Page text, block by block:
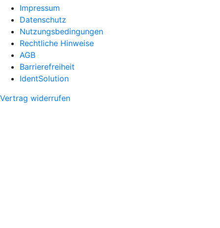
Impressum
Datenschutz
Nutzungsbedingungen
Rechtliche Hinweise
AGB
Barrierefreiheit
IdentSolution
Vertrag widerrufen